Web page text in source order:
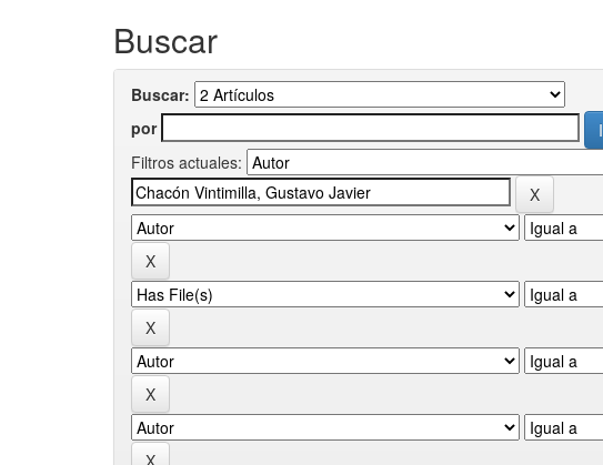
Buscar
Buscar:
por
Filtros actuales: